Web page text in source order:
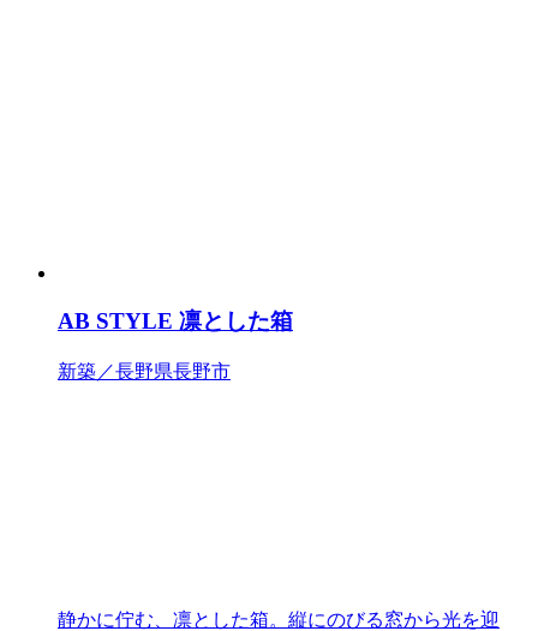
AB STYLE 凛とした箱
新築／長野県長野市
静かに佇む、凛とした箱。縦にのびる窓から光を迎